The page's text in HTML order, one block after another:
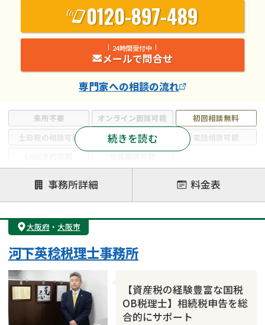
来所不要 オンライン面談可能
初回相談無料
土日祝の相談可能
19時以降電話可能
電話相談可能
注力案件
遺言書作成・遺言執行
相続放棄
相続登記
遺産分割
遺留分侵害額請求
相続税申告
相続手続き
成年後見・任意後見
贈与税
相続人調査
相続トラブル
続きを読む
0120-897-489
24時間受付中
メールで問合せ
専門家への相談の流れ
事務所詳細 料金表
大阪府・ 大阪市
【資産税の経験豊富な国税
OB税理士】相続税申告を総
合的にサポート
河下英稔税理士事務所